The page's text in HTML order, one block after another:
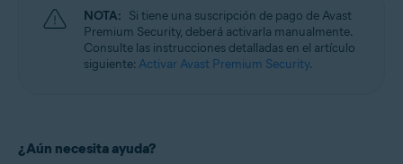
NOTA: Si tiene una suscripción de pago de Avast
Premium Security, deberá activarla manualmente.
Consulte las instrucciones detalladas en el artículo
siguiente: Activar Avast Premium Security.
¿Aún necesita ayuda?